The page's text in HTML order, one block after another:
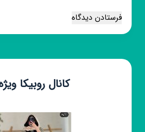
فرستادن دیدگاه
کانال روبیکا